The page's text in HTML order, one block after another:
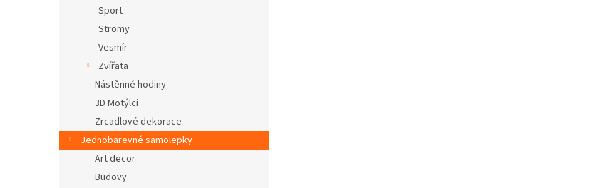
Sport
Stromy
Vesmír
Zvířata
Nástěnné hodiny
3D Motýlci
Zrcadlové dekorace
Jednobarevné samolepky
Art decor
Budovy